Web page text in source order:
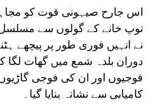
اس جارح صیہونی قوت کو
توپ خانے کے گولوں سے مسلسل
نے انہیں فوری طور پر پیچھے
دوران بلدہ شمع میں گھات لگا
فوجیوں اور ان کی فوجی
کامیابی سے نشانہ بنایا گیا۔